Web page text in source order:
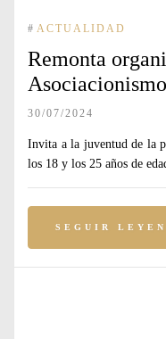
# ACTUALIDAD
Remonta
30/07/2024
Invita a la juventud de la
los 18 y los 25 años de
SEGUIR